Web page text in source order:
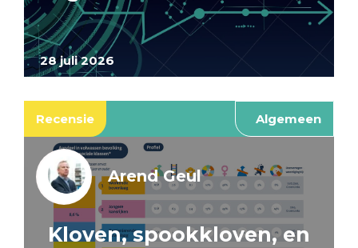
28 juli 2026
Recensie Algemeen
Arend Geul
Kloven, spookkloven, en